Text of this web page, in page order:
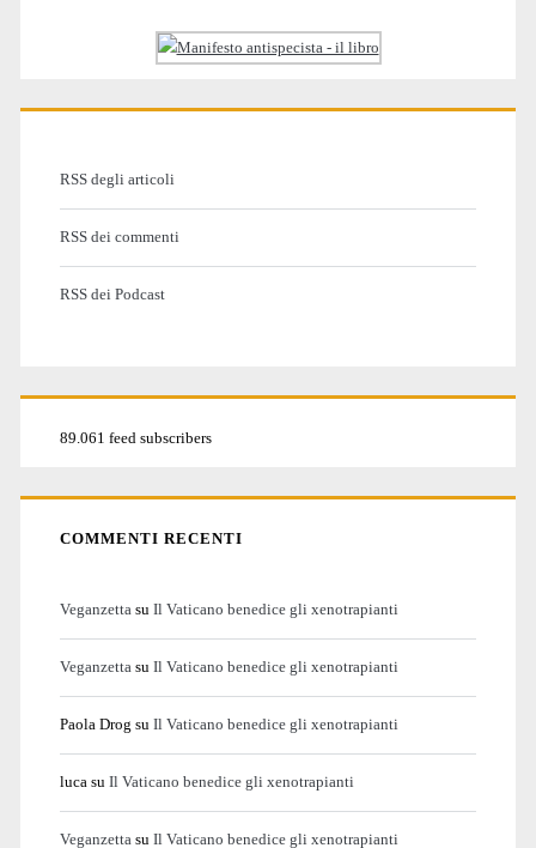
RSS degli articoli
RSS dei commenti
RSS dei Podcast
89.061 feed subscribers
COMMENTI RECENTI
Veganzetta su Il Vaticano benedice gli xenotrapianti
Veganzetta su Il Vaticano benedice gli xenotrapianti
Paola Drog su Il Vaticano benedice gli xenotrapianti
luca su Il Vaticano benedice gli xenotrapianti
Veganzetta su Il Vaticano benedice gli xenotrapianti